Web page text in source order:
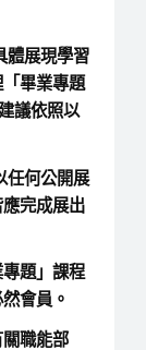
體展現學習
畢業專題
議依照以
任何公開展
完成展出
題」課程
會員。
職能部